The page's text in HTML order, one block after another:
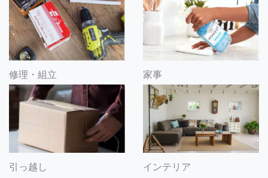
修理・組立 家事
引っ越し インテリア